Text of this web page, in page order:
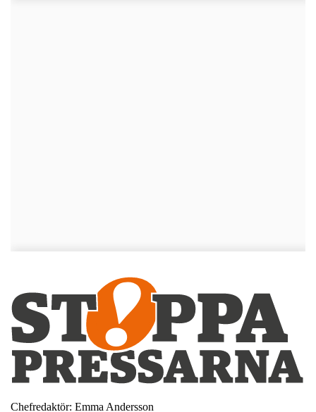
Chefredaktör: Emma Andersson